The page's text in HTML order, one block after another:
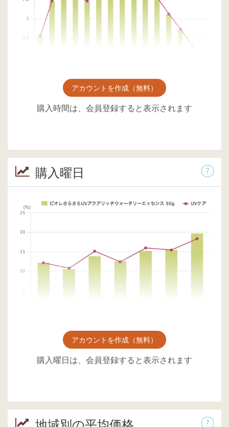
アカウントを作成（無料）
購入時間は、会員登録すると表示されます
購入曜日
アカウントを作成（無料）
購入曜日は、会員登録すると表示されます